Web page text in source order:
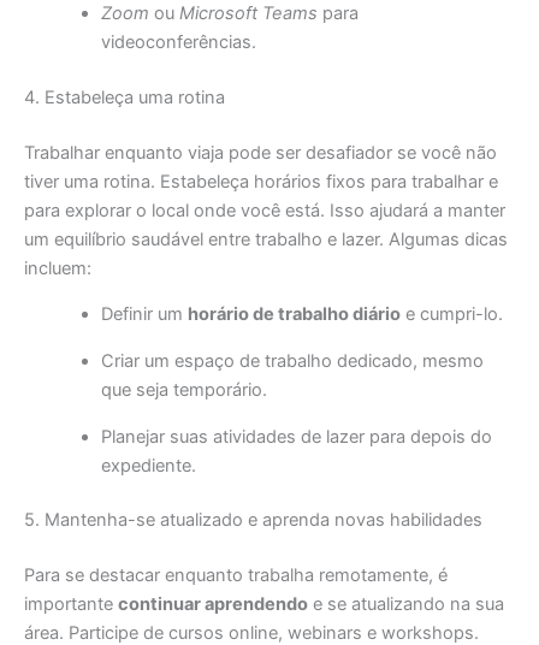
Zoom ou Microsoft Teams para
videoconferências.
4. Estabeleça uma rotina
Trabalhar enquanto viaja pode ser desafiador se você não
tiver uma rotina. Estabeleça horários fixos para trabalhar e
para explorar o local onde você está. Isso ajudará a manter
um equilíbrio saudável entre trabalho e lazer. Algumas dicas
incluem:
Definir um horário de trabalho diárioe cumpri-lo.
Criar um espaço de trabalho dedicado, mesmo
que seja temporário.
Planejar suas atividades de lazer para depois do
expediente.
5. Mantenha-se atualizado e aprenda novas habilidades
Para se destacar enquanto trabalha remotamente, é
importante continuar aprendendo e se atualizando na sua
área. Participe de cursos online, webinars e workshops.